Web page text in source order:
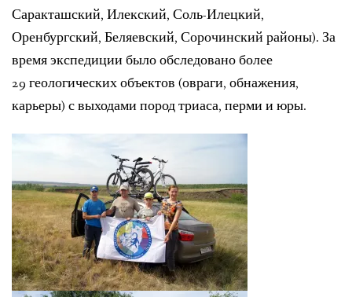
Саракташский, Илекский, Соль-Илецкий,
Оренбургский, Беляевский, Сорочинский районы). За
время экспедиции было обследовано более
29 геологических объектов (овраги, обнажения,
карьеры) с выходами пород триаса, перми и юры.